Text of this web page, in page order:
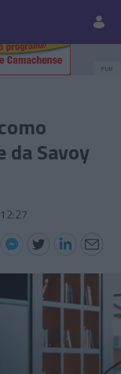
PUB
da Savoy
12:27